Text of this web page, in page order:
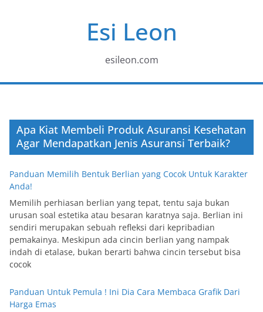
Esi Leon
esileon.com
Apa Kiat Membeli Produk Asuransi Kesehatan
Agar Mendapatkan Jenis Asuransi Terbaik?
Panduan Memilih Bentuk Berlian yang Cocok Untuk Karakter
Anda!
Memilih perhiasan berlian yang tepat, tentu saja bukan
urusan soal estetika atau besaran karatnya saja. Berlian ini
sendiri merupakan sebuah refleksi dari kepribadian
pemakainya. Meskipun ada cincin berlian yang nampak
indah di etalase, bukan berarti bahwa cincin tersebut bisa
cocok
Panduan Untuk Pemula ! Ini Dia Cara Membaca Grafik Dari
Harga Emas